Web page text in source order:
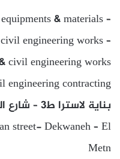
& materials –
engineering works –
civil engineering works
engineering contracting
بناية لاسترا ط3 – شارع الميدان – الدكوانة – المتن
street- Dekwaneh – El
Metn